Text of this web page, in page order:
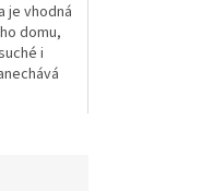
je vhodná
domu,
i